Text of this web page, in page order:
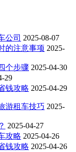
公司 2025-08-07
的注意事项 2025-
个步骤 2025-04-30
29
钱攻略 2025-04-29
游租车技巧 2025-
2025-04-27
攻略 2025-04-26
钱攻略 2025-04-26